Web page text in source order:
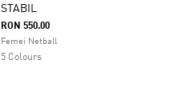
STABIL
RON 550.00
Femei Netball
5 Colours